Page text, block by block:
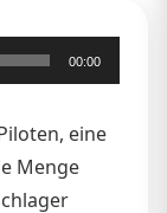
00:00
eine
Menge